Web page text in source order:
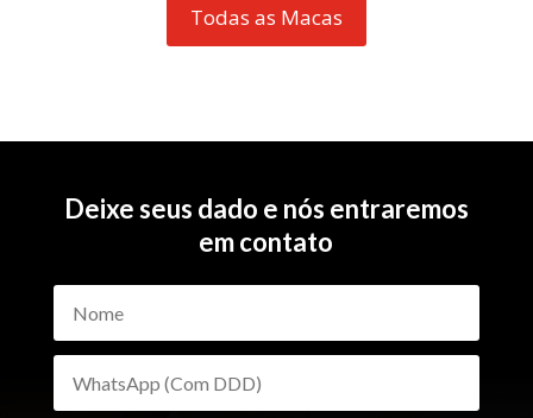
Todas as Macas
Deixe seus dado e nós entraremos
em contato